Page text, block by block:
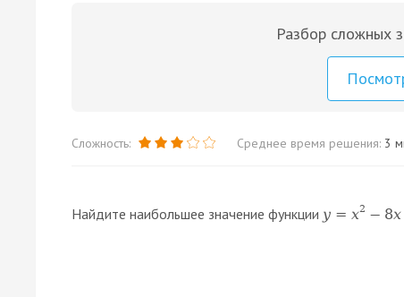
Разбор сложных
Сложность: Среднее время решения: 3
Найдите наибольшее значение функции y = x2 − 8x